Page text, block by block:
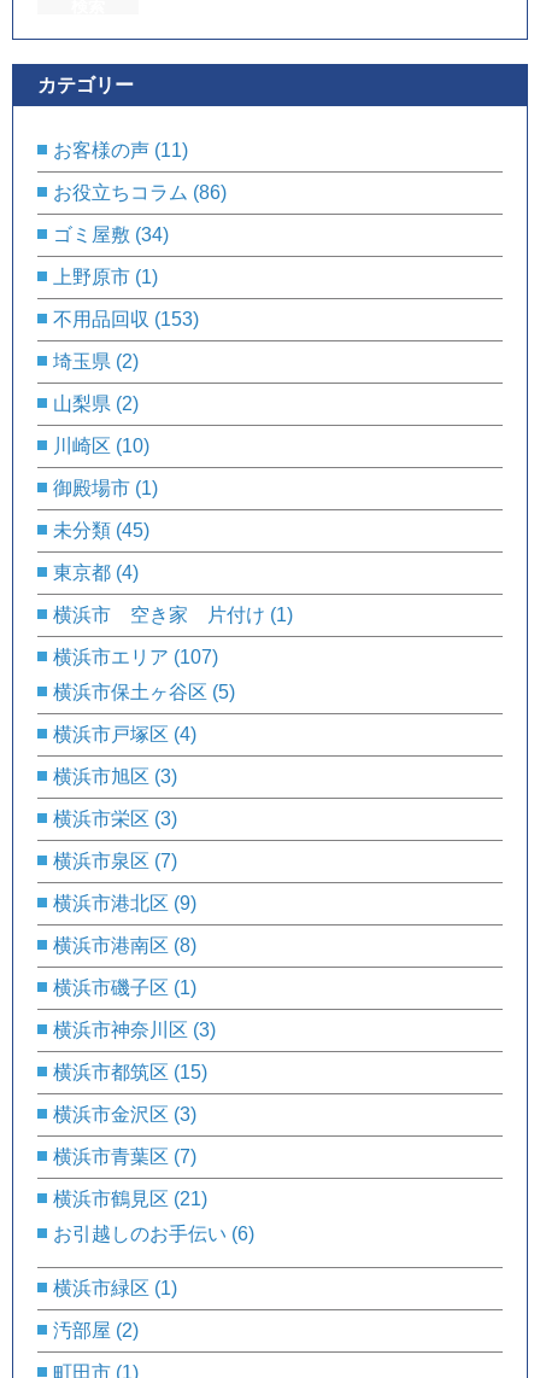
カテゴリー
お客様の声 (11)
お役立ちコラム (86)
ゴミ屋敷 (34)
上野原市 (1)
不用品回収 (153)
埼玉県 (2)
山梨県 (2)
川崎区 (10)
御殿場市 (1)
未分類 (45)
東京都 (4)
横浜市 空き家 片付け (1)
横浜市エリア (107)
横浜市保土ヶ谷区 (5)
横浜市戸塚区 (4)
横浜市旭区 (3)
横浜市栄区 (3)
横浜市泉区 (7)
横浜市港北区 (9)
横浜市港南区 (8)
横浜市磯子区 (1)
横浜市神奈川区 (3)
横浜市都筑区 (15)
横浜市金沢区 (3)
横浜市青葉区 (7)
横浜市鶴見区 (21)
お引越しのお手伝い (6)
横浜市緑区 (1)
汚部屋 (2)
町田市 (1)